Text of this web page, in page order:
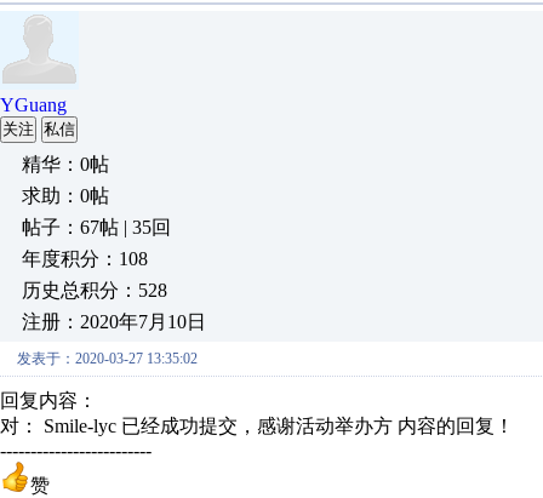
YGuang
关注 私信
精华：0帖
求助：0帖
帖子：67帖 | 35回
年度积分：108
历史总积分：528
注册：2020年7月10日
发表于：2020-03-27 13:35:02
回复内容：
对： Smile-lyc 已经成功提交，感谢活动举办方 内容的回复！
-------------------------
赞